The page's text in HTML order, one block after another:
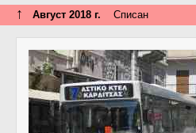
↑ Август 2018 г. Списан